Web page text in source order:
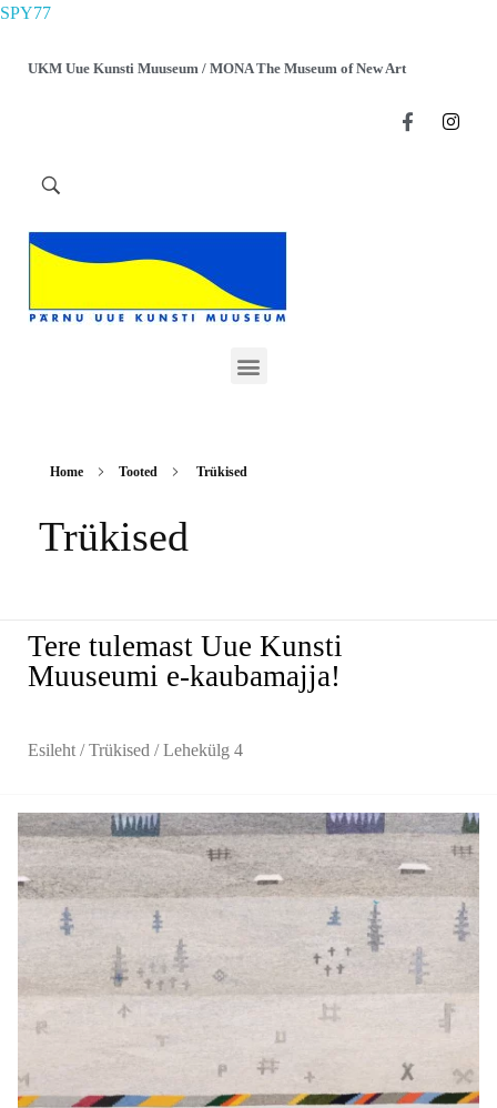
SPY77
UKM Uue Kunsti Muuseum / MONA The Museum of New Art
Home Tooted Trükised
Trükised
Tere tulemast Uue Kunsti
Muuseumi e-kaubamajja!
Esileht /Trükised / Lehekülg 4